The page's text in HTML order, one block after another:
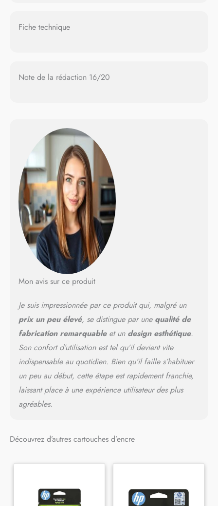
Fiche technique
Note de la rédaction 16/20
Mon avis sur ce produit
Je suis impressionnée par ce produit qui, malgré un
prix un peu élevé, se distingue par une qualité de
fabrication remarquableet un design esthétique.
Son confort d’utilisation est tel qu’il devient vite
indispensable au quotidien. Bien qu’il faille s’habituer
un peu au début, cette étape est rapidement franchie,
laissant place à une expérience utilisateur des plus
agréables.
Découvrez d’autres cartouches d’encre